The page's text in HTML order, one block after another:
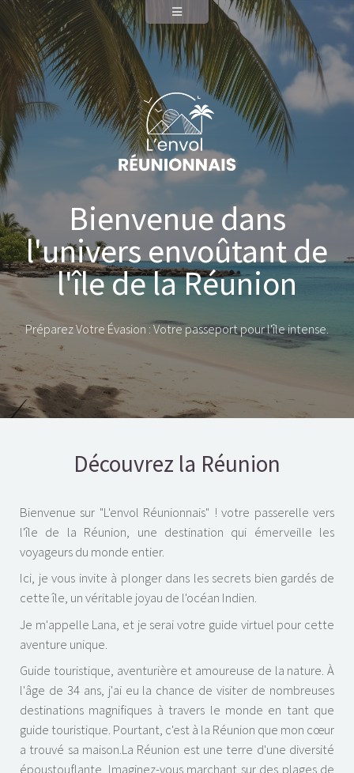
Bienvenue dans
l'univers envoûtant de
l'île de la Réunion
Préparez Votre Évasion : Votre passeport pour l'île intense.
Découvrez la Réunion
Bienvenue sur "L'envol Réunionnais" ! votre passerelle vers
l'île de la Réunion, une destination qui émerveille les
voyageurs du monde entier.
Ici, je vous invite à plonger dans les secrets bien gardés de
cette île, un véritable joyau de l'océan Indien.
Je m'appelle Lana, et je serai votre guide virtuel pour cette
aventure unique.
Guide touristique, aventurière et amoureuse de la nature. À
l'âge de 34 ans, j'ai eu la chance de visiter de nombreuses
destinations magnifiques à travers le monde en tant que
guide touristique. Pourtant, c'est à la Réunion que mon cœur
a trouvé sa maison.La Réunion est une terre d'une diversité
époustouflante. Imaginez-vous marchant sur des plages de